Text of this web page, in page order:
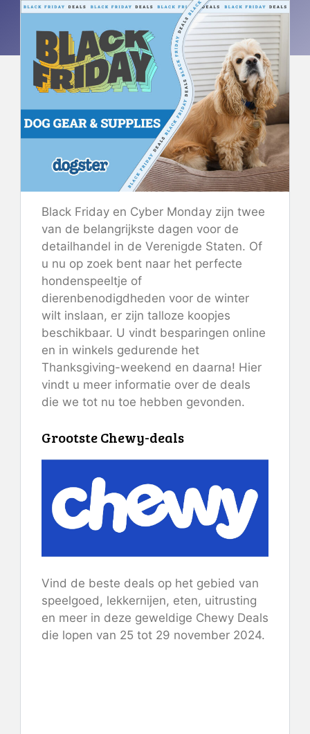
Black Friday en Cyber ​​Monday zijn twee
van de belangrijkste dagen voor de
detailhandel in de Verenigde Staten. Of
u nu op zoek bent naar het perfecte
hondenspeeltje of
dierenbenodigdheden voor de winter
wilt inslaan, er zijn talloze koopjes
beschikbaar. U vindt besparingen online
en in winkels gedurende het
Thanksgiving-weekend en daarna! Hier
vindt u meer informatie over de deals
die we tot nu toe hebben gevonden.
Grootste Chewy-deals
Vind de beste deals op het gebied van
speelgoed, lekkernijen, eten, uitrusting
en meer in deze geweldige Chewy Deals
die lopen van 25 tot 29 november 2024.